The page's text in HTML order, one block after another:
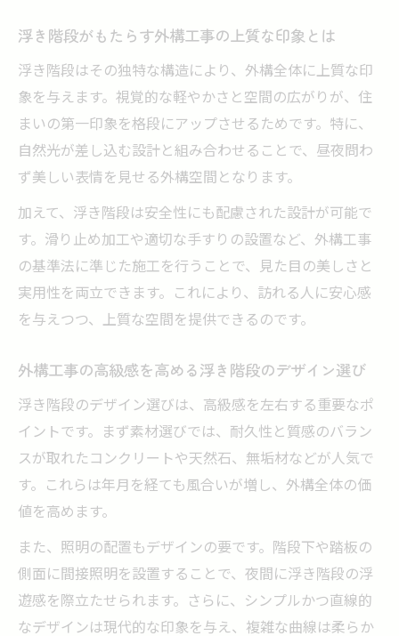
浮き階段がもたらす外構工事の上質な印象とは
浮き階段はその独特な構造により、外構全体に上質な印
象を与えます。視覚的な軽やかさと空間の広がりが、住
まいの第一印象を格段にアップさせるためです。特に、
自然光が差し込む設計と組み合わせることで、昼夜問わ
ず美しい表情を見せる外構空間となります。
加えて、浮き階段は安全性にも配慮された設計が可能で
す。滑り止め加工や適切な手すりの設置など、外構工事
の基準法に準じた施工を行うことで、見た目の美しさと
実用性を両立できます。これにより、訪れる人に安心感
を与えつつ、上質な空間を提供できるのです。
外構工事の高級感を高める浮き階段のデザイン選び
浮き階段のデザイン選びは、高級感を左右する重要なポ
イントです。まず素材選びでは、耐久性と質感のバラン
スが取れたコンクリートや天然石、無垢材などが人気で
す。これらは年月を経ても風合いが増し、外構全体の価
値を高めます。
また、照明の配置もデザインの要です。階段下や踏板の
側面に間接照明を設置することで、夜間に浮き階段の浮
遊感を際立たせられます。さらに、シンプルかつ直線的
なデザインは現代的な印象を与え、複雑な曲線は柔らか